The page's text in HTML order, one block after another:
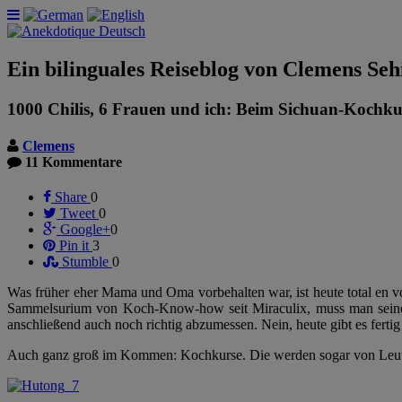
Ein bilinguales Reiseblog von Clemens
1000 Chilis, 6 Frauen und ich: Beim Sichuan-
Clemens
11 Kommentare
Share 0
Tweet 0
Google+0
Pin it 3
Stumble 0
Was früher eher Mama und Oma vorbehalten war, ist heute total
Sammelsurium von Koch-Know-how seit Miraculix, muss man
anschließend auch noch richtig abzumessen. Nein, heute gibt es
Auch ganz groß im Kommen: Kochkurse. Die werden sogar von